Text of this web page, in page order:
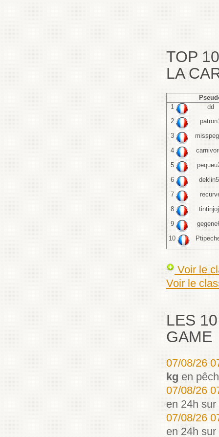
TOP
LA
1
dd
2
3
4
5
6
7
8
9
10
Voir le
Voir le
LES
GAME
07/08/26
kgen
07/08/26
en 24h sur
07/08/26
en 24h sur